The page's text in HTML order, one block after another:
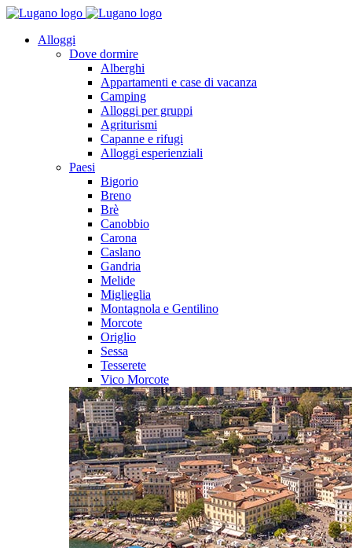
Alloggi
Dove dormire
Alberghi
Appartamenti e case di vacanza
Camping
Alloggi per gruppi
Agriturismi
Capanne e rifugi
Alloggi esperienziali
Paesi
Bigorio
Breno
Brè
Canobbio
Carona
Caslano
Gandria
Melide
Miglieglia
Montagnola e Gentilino
Morcote
Origlio
Sessa
Tesserete
Vico Morcote